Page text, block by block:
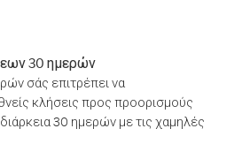
30 ημερών
σάς επιτρέπει να
κλήσεις προς προορισμούς
30 ημερών με τις χαμηλές